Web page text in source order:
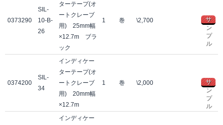
0373290
SIL-
10-B-
26
ターテープ(オ
ートクレーブ
用) 25mm幅
×12.7m ブラ
ック
1 巻 \2,700
サ
ン
プ
ル
0374200
SIL-
34
インディケー
ターテープ(オ
ートクレーブ
用) 20mm幅
×12.7m
1 巻 \2,000
サ
ン
プ
ル
インディケー